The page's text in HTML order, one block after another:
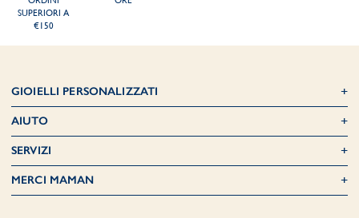
SUPERIORI A
€150
GIOIELLI PERSONALIZZATI
AIUTO
SERVIZI
MERCI MAMAN